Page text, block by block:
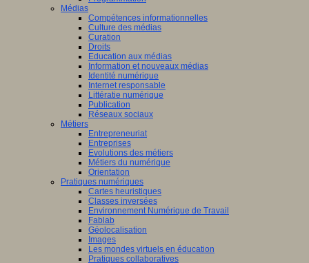
Médias
Compétences informationnelles
Culture des médias
Curation
Droits
Education aux médias
Information et nouveaux médias
Identité numérique
Internet responsable
Littératie numérique
Publication
Réseaux sociaux
Métiers
Entrepreneuriat
Entreprises
Evolutions des métiers
Métiers du numérique
Orientation
Pratiques numériques
Cartes heuristiques
Classes inversées
Environnement Numérique de Travail
Fablab
Géolocalisation
Images
Les mondes virtuels en éducation
Pratiques collaboratives